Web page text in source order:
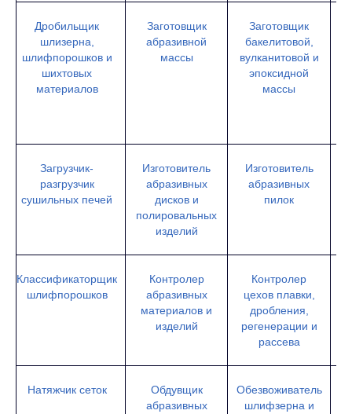
Дробильщик
шлизерна,
шлифпорошков и
шихтовых
материалов
Заготовщик
абразивной
массы
Заготовщик
бакелитовой,
вулканитовой и
эпоксидной
массы
Загрузчик-
разгрузчик
сушильных печей
Изготовитель
абразивных
дисков и
полировальных
изделий
Изготовитель
абразивных
пилок
Классификаторщик
шлифпорошков
Контролер
абразивных
материалов и
изделий
Контролер
цехов плавки,
дробления,
регенерации и
рассева
Натяжчик сеток
Обдувщик
абразивных
Обезвоживатель
шлифзерна и